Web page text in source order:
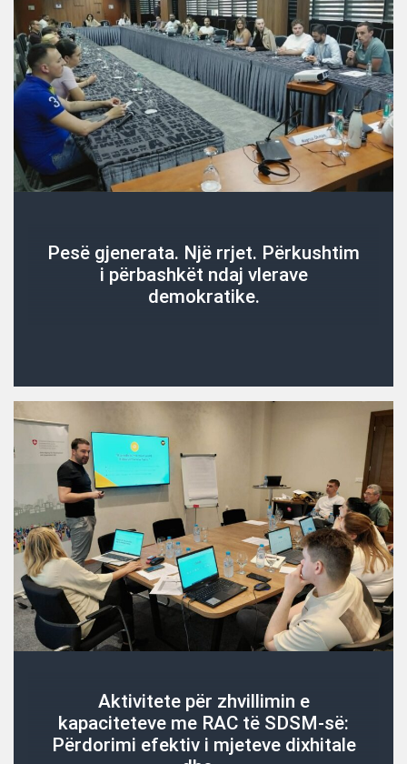
Pesë gjenerata. Një rrjet. Përkushtim
i përbashkët ndaj vlerave
demokratike.
Aktivitete për zhvillimin e
kapaciteteve me RAC të SDSM-së:
Përdorimi efektiv i mjeteve dixhitale